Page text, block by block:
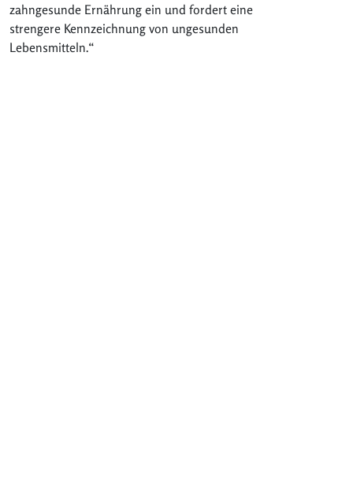
zahngesunde Ernährung ein und fordert eine
strengere Kennzeichnung von ungesunden
Lebensmitteln.“